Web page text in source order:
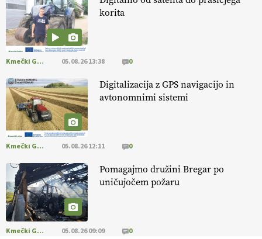
[EKOloško = LOGIČNO
prilagojene sorte
so temelj uspešne ekološke pridelave.
https://t.co/OQSsax7l8V @EUAgri #IMCAP #CAP
https://t.co/PAL0zlhVia
[EKOloško = LOGIČNO
aronije
v dobrem desetletju zrasla v uspešno kmetijsko in
podjetniško zgodbo.
#IMCAP #CAP https://t.co/xp1oihBDaJ
[EKOloško = LOGIČNO
v tujini
. Zato je ekološka pridelava odlična priložnost za slovenske
vinarje
. VEČ
https://t.co/XAe9EbeAbK @EUAgri #IMCAP #CAP
https://t.co/01qpoeLyNP
korita
Kmečki Glas 05.08.26 13:38 0
Digitalizacija z GPS navigacijo in
avtonomnimi sistemi
Kmečki Glas 05.08.26 12:11 0
Pomagajmo družini Bregar po
uničujočem požaru
Kmečki Glas 05.08.26 09:09 0